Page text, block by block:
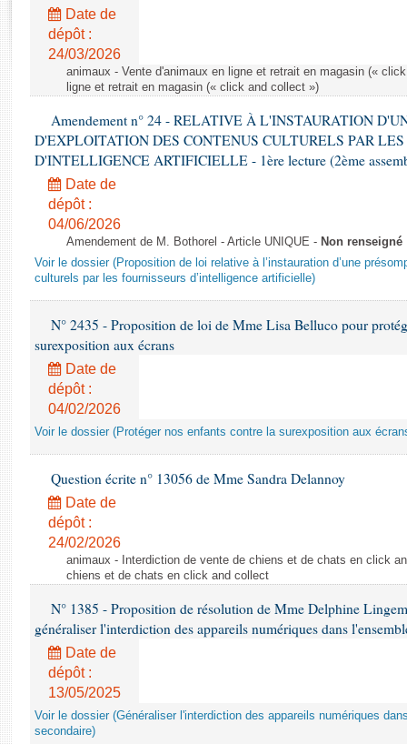
Rapports législatifs
Rapports sur l'application des lois
Baromètre de l’application des lois
Dossiers législatifs
Budget et sécurité sociale
Questions écrites et orales
Comptes rendus des débats
Date de
dépôt :
24/03/2026
animaux - Vente d'animaux en ligne et retrait en magasin («
ligne et retrait en magasin (« click and collect »)
Amendement n° 24 - RELATIVE À L'INSTAURATION
D'EXPLOITATION DES CONTENUS CULTURELS PAR LES
D'INTELLIGENCE ARTIFICIELLE - 1ère lecture (2ème
Date de
dépôt :
04/06/2026
Amendement de M. Bothorel - Article UNIQUE - Non renseigné
Voir le dossier (Proposition de loi relative à l’instauration d’une
culturels par les fournisseurs d’intelligence artificielle)
N° 2435 - Proposition de loi de Mme Lisa Belluco pour
surexposition aux écrans
Date de
dépôt :
04/02/2026
Voir le dossier (Protéger nos enfants contre la surexposition aux
Question écrite n° 13056 de Mme Sandra Delannoy
Date de
dépôt :
24/02/2026
animaux - Interdiction de vente de chiens et de chats en click
chiens et de chats en click and collect
N° 1385 - Proposition de résolution de Mme Delphine
généraliser l'interdiction des appareils numériques dans
Date de
dépôt :
13/05/2025
Voir le dossier (Généraliser l'interdiction des appareils numériques
secondaire)